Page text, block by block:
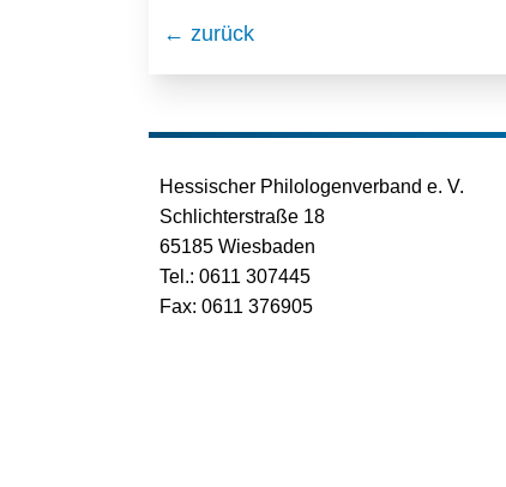
← zurück
Hessischer Philologenverband e. V.
Schlichterstraße 18
65185 Wiesbaden
Tel.: 0611 307445
Fax: 0611 376905